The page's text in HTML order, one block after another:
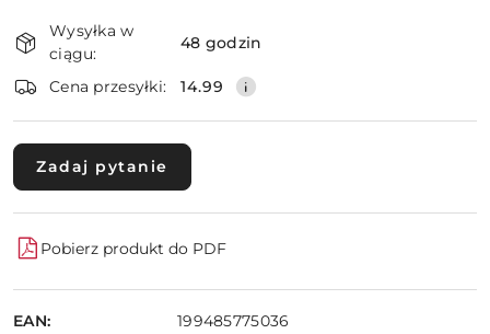
i
dostawa
Wysyłka w
ciągu:
48 godzin
Cena przesyłki: 14.99
Zadaj pytanie
Pobierz produkt do PDF
EAN: 199485775036